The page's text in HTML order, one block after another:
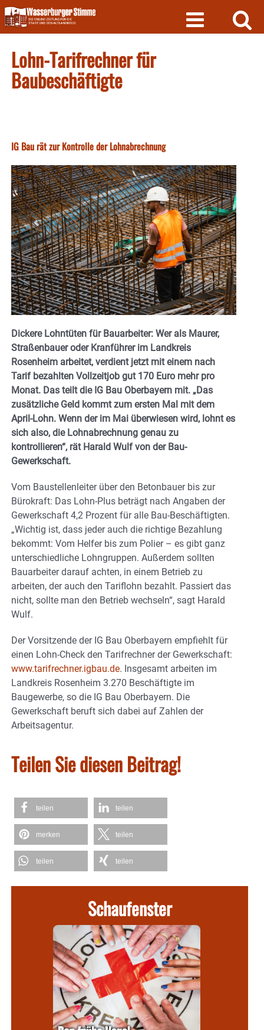
Skip
to
content
Lohn-Tarifrechner für
Baubeschäftigte
IG Bau rät zur Kontrolle der Lohnabrechnung
Dickere Lohntüten für Bauarbeiter: Wer als Maurer,
Straßenbauer oder Kranführer im Landkreis
Rosenheim arbeitet, verdient jetzt mit einem nach
Tarif bezahlten Vollzeitjob gut 170 Euro mehr pro
Monat. Das teilt die IG Bau Oberbayern mit. „Das
zusätzliche Geld kommt zum ersten Mal mit dem
April-Lohn. Wenn der im Mai überwiesen wird, lohnt es
sich also, die Lohnabrechnung genau zu
kontrollieren“, rät Harald Wulf von der Bau-
Gewerkschaft.
Vom Baustellenleiter über den Betonbauer bis zur
Bürokraft: Das Lohn-Plus beträgt nach Angaben der
Gewerkschaft 4,2 Prozent für alle Bau-Beschäftigten.
„Wichtig ist, dass jeder auch die richtige Bezahlung
bekommt: Vom Helfer bis zum Polier – es gibt ganz
unterschiedliche Lohngruppen. Außerdem sollten
Bauarbeiter darauf achten, in einem Betrieb zu
arbeiten, der auch den Tariflohn bezahlt. Passiert das
nicht, sollte man den Betrieb wechseln“, sagt Harald
Wulf.
Der Vorsitzende der IG Bau Oberbayern empfiehlt für
einen Lohn-Check den Tarifrechner der Gewerkschaft:
www.tarifrechner.igbau.de. Insgesamt arbeiten im
Landkreis Rosenheim 3.270 Beschäftigte im
Baugewerbe, so die IG Bau Oberbayern. Die
Gewerkschaft beruft sich dabei auf Zahlen der
Arbeitsagentur.
Teilen Sie diesen Beitrag!
teilen teilen
merken teilen
teilen teilen
Schaufenster